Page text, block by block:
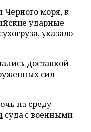
Черного моря, к
ударные
указало
доставкой
сил
на среду
суда с военными